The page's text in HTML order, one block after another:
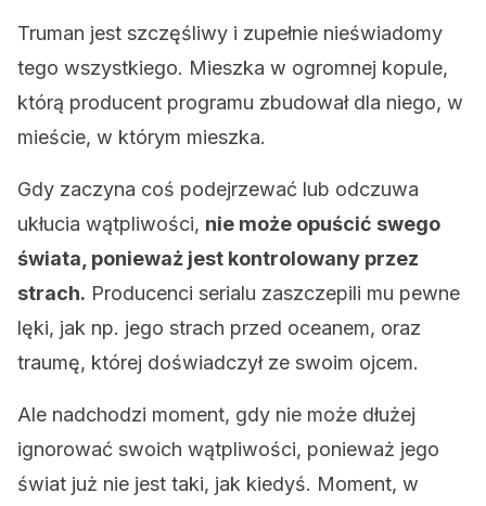
Truman jest szczęśliwy i zupełnie nieświadomy
tego wszystkiego. Mieszka w ogromnej kopule,
którą producent programu zbudował dla niego, w
mieście, w którym mieszka.
Gdy zaczyna coś podejrzewać lub odczuwa
ukłucia wątpliwości, nie może opuścić swego
świata, ponieważ jest kontrolowany przez
strach. Producenci serialu zaszczepili mu pewne
lęki, jak np. jego strach przed oceanem, oraz
traumę, której doświadczył ze swoim ojcem.
Ale nadchodzi moment, gdy nie może dłużej
ignorować swoich wątpliwości, ponieważ jego
świat już nie jest taki, jak kiedyś. Moment, w